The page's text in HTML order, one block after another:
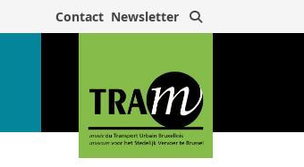
Contact Newsletter